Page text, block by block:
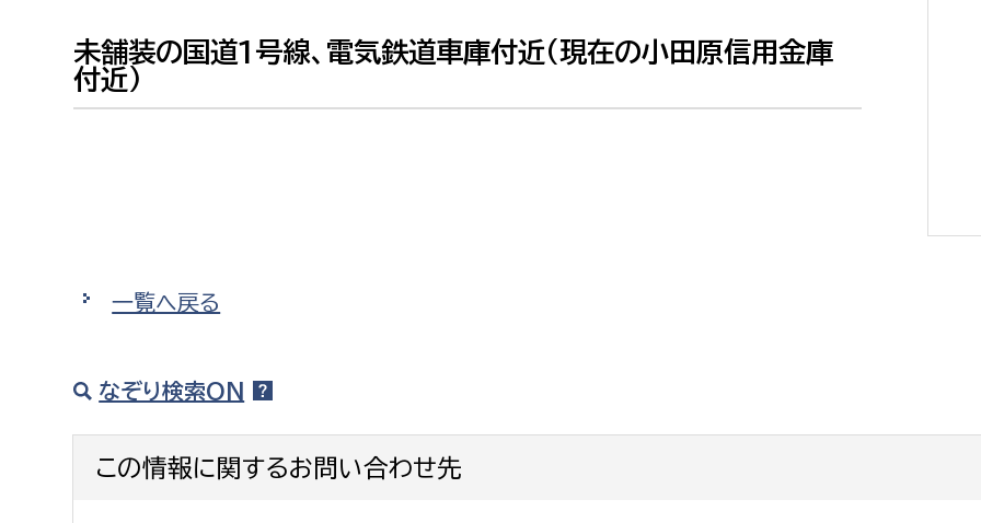
建築課
水道整備課
浄水管理課
農業委員会事務局 議会局
未舗装の国道1号線、電気鉄道車庫付近（現在の小田原信用金庫
付近）
一覧へ戻る
なぞり検索ON
この情報に関するお問い合わせ先